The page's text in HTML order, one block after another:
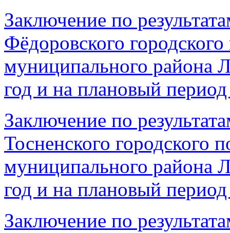
Заключение по
Фёдоровского
муниципального района
год и на плановый
Заключение по
Тосненского городского
муниципального района
год и на плановый
Заключение по